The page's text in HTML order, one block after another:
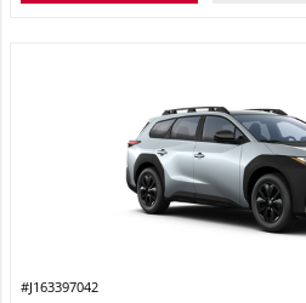
#J163397042